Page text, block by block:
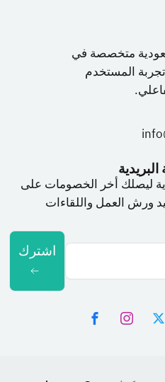
متخصصة في
المستخدم
البريدية
ليصلك أخر الخصومات على
ورش العمل واللقاءات
اشترك